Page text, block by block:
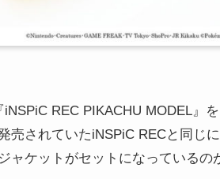
REC PIKACHU MODEL』
売されていたiNSPiC RECと同じ
ケットがセットになっているの